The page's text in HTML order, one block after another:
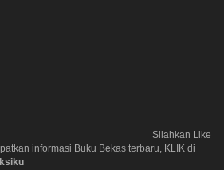
Silahkan Like
informasi Buku Bekas terbaru, KLIK di